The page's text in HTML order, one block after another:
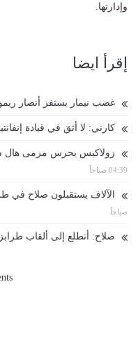
وإدارتها.
إقرأ ايضا
غضب نيمار يستفز أنصار
كارني: لا أثق في قيادة
زولاكيس يحرس مرمى هال سيتي 5
04:39 صباحاً
الآلاف يستقبلون صلاح في
صباحاً
صلاح: أتطلع إلى ألقاب